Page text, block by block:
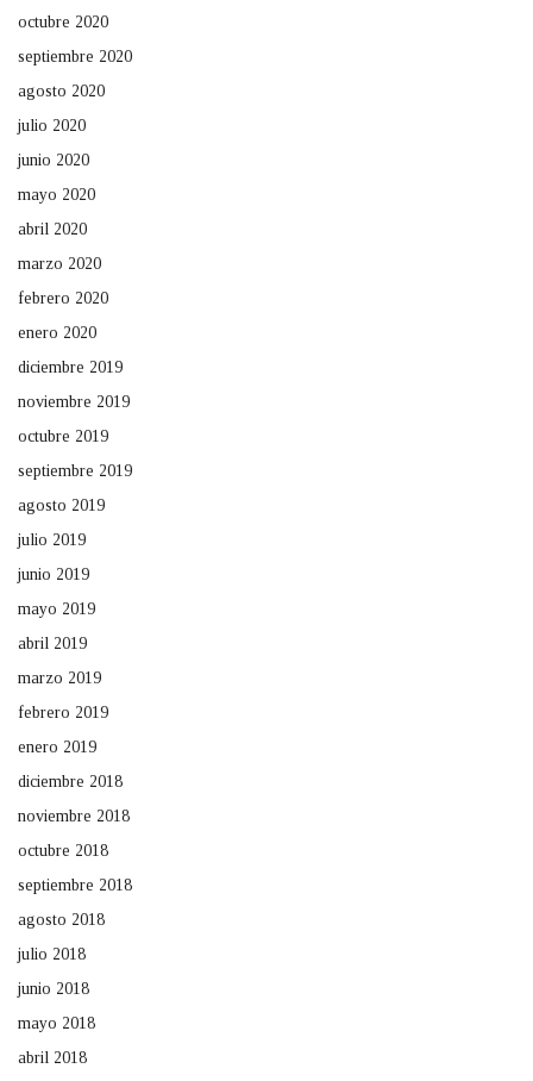
octubre 2020
septiembre 2020
agosto 2020
julio 2020
junio 2020
mayo 2020
abril 2020
marzo 2020
febrero 2020
enero 2020
diciembre 2019
noviembre 2019
octubre 2019
septiembre 2019
agosto 2019
julio 2019
junio 2019
mayo 2019
abril 2019
marzo 2019
febrero 2019
enero 2019
diciembre 2018
noviembre 2018
octubre 2018
septiembre 2018
agosto 2018
julio 2018
junio 2018
mayo 2018
abril 2018